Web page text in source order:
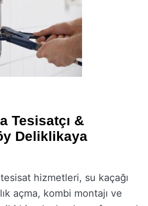
Tesisatçı &
Deliklikaya
hizmetleri, su kaçağı
açma, kombi montajı ve